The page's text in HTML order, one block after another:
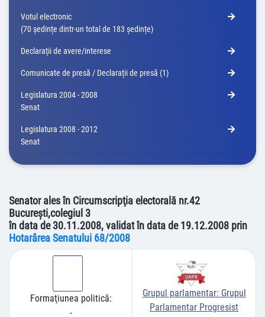
Votul electronic
(70 ședințe dintr-un total de 183 ședințe)
Declaraţii de avere/interese
Comunicate de presă / Declarații de presă (1)
Legislatura 2004 - 2008
Senat
Legislatura 2008 - 2012
Senat
Senator ales în Circumscripţia electorală nr.42
Bucureşti,colegiul 3
în data de 30.11.2008, validat în data de 19.12.2008 prin
Hotarârea Senatului 68/2008
Formaţiunea politică:
-
Grupul parlamentar: Grupul
Parlamentar Progresist